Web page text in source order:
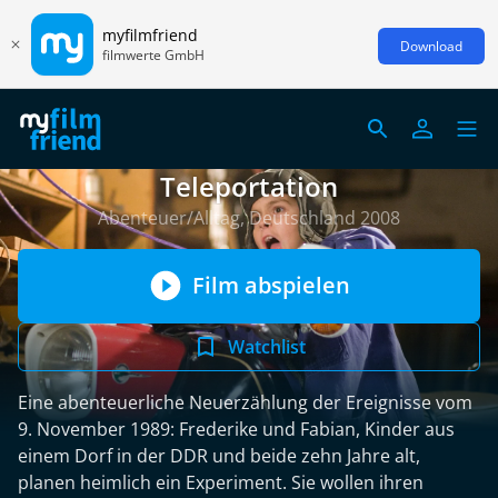
myfilmfriend
filmwerte GmbH Download
Teleportation
Abenteuer/Alltag, Deutschland 2008
Film abspielen
Watchlist
Eine abenteuerliche Neuerzählung der Ereignisse vom
9. November 1989: Frederike und Fabian, Kinder aus
einem Dorf in der DDR und beide zehn Jahre alt,
planen heimlich ein Experiment. Sie wollen ihren